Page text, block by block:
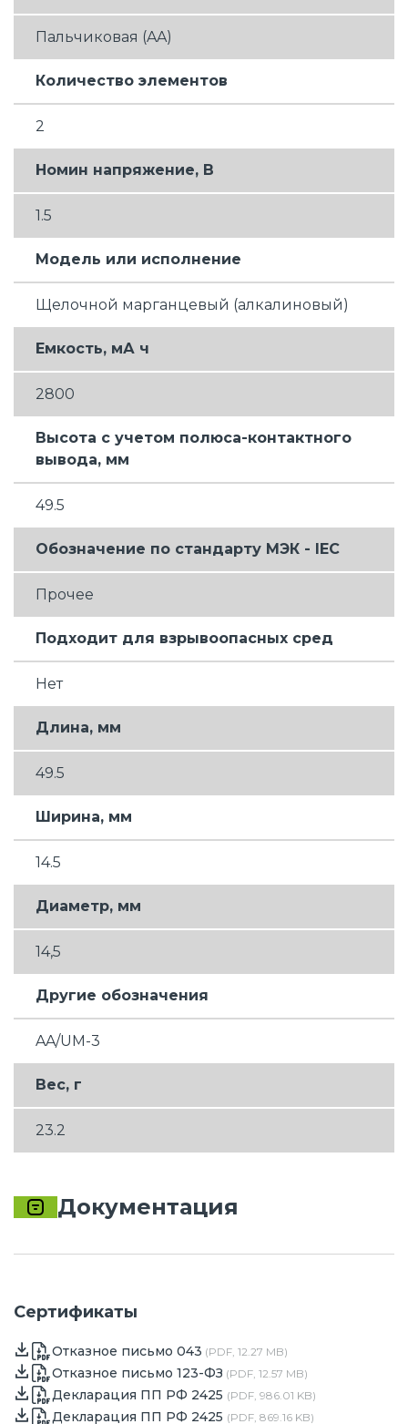
Пальчиковая (AA)
Количество элементов
2
Номин напряжение, В
1.5
Модель или исполнение
Щелочной марганцевый (алкалиновый)
Емкость, мА ч
2800
Высота с учетом полюса-контактного
вывода, мм
49.5
Обозначение по стандарту МЭК - IEC
Прочее
Подходит для взрывоопасных сред
Нет
Длина, мм
49.5
Ширина, мм
14.5
Диаметр, мм
14,5
Другие обозначения
AA/UM-3
Вес, г
23.2
Документация
Сертификаты
Отказное письмо 043 (PDF, 12.27 MB)
Отказное письмо 123-ФЗ (PDF, 12.57 MB)
Декларация ПП РФ 2425 (PDF, 986.01 KB)
Декларация ПП РФ 2425 (PDF, 869.16 KB)